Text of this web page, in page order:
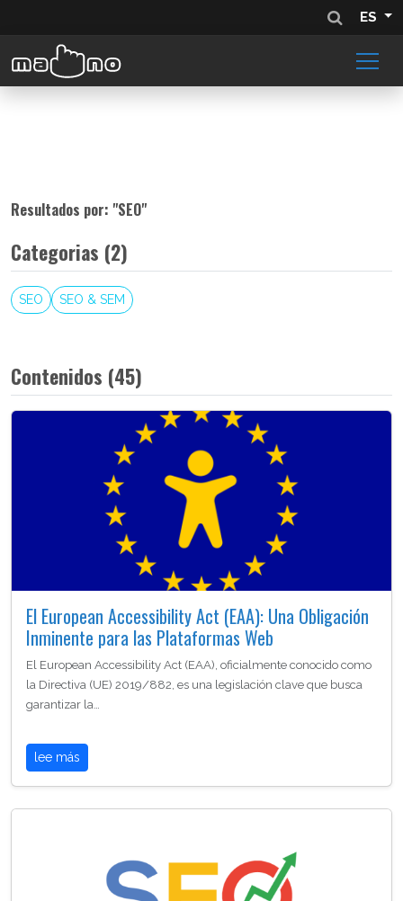
ES
Resultados por: "SEO"
Categorias (2)
SEO SEO & SEM
Contenidos (45)
El European Accessibility Act (EAA): Una Obligación
Inminente para las Plataformas Web
El European Accessibility Act (EAA), oficialmente conocido como
la Directiva (UE) 2019/882, es una legislación clave que busca
garantizar la…
lee más